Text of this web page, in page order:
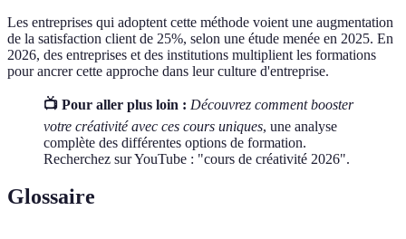
Les entreprises qui adoptent cette méthode voient une augmentation
de la satisfaction client de 25%, selon une étude menée en 2025. En
2026, des entreprises et des institutions multiplient les formations
pour ancrer cette approche dans leur culture d'entreprise.
📺 Pour aller plus loin : Découvrez comment booster
votre créativité avec ces cours uniques, une analyse
complète des différentes options de formation.
Recherchez sur YouTube : "cours de créativité 2026".
Glossaire